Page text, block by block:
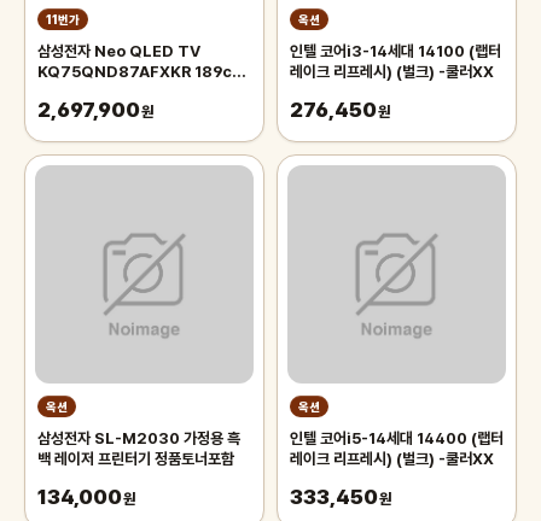
11번가
삼성전자 Neo QLED TV
KQ75QND87AFXKR 189cm
2,697,900원
옥션
인텔 코어i3-14세대 14100 (랩터
레이크 리프레시) (벌크) -쿨러XX
276,450원
옥션
삼성전자 SL-M2030 가정용 흑
백 레이저 프린터기 정품토너포함
134,000원
옥션
인텔 코어i5-14세대 14400 (랩터
레이크 리프레시) (벌크) -쿨러XX
333,450원